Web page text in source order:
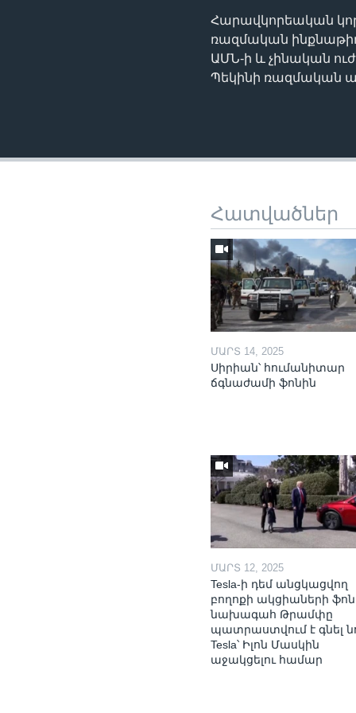
Հարավկորեական
ռազմական
ԱՄՆ-ի և չինական
Պեկինի ռազմական
Հատվածներ
ՄԱՐՏ 14, 2025
Սիրիան՝ հումանիտար
ճգնաժամի ֆոնին
ՄԱՐՏ 12, 2025
Tesla-ի դեմ անցկացվող
բողոքի ակցիաների
նախագահ Թրամփը
պատրաստվում է գնել
Tesla՝ Իլոն Մասկին
աջակցելու համար